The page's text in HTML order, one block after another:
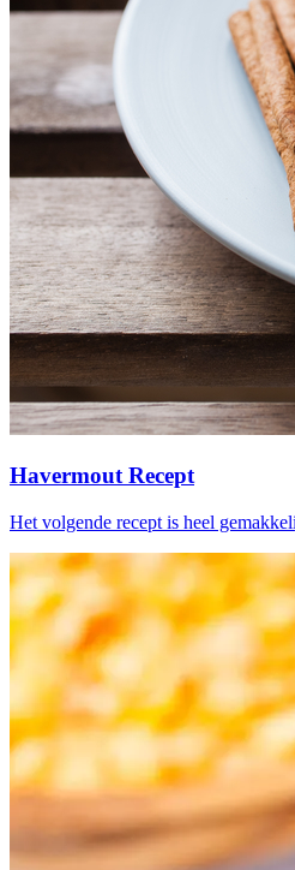
Havermout Recept
Het volgende recept is heel